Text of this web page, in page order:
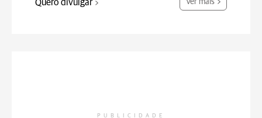
Quero divulgar Ver mais
PUBLICIDADE